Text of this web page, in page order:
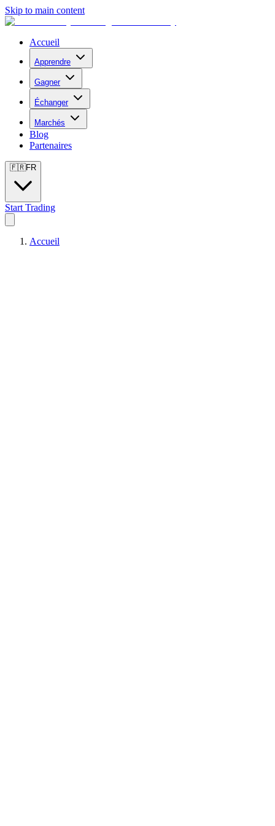
Skip to main content
Accueil
Apprendre
Gagner
Échanger
Marchés
Blog
Partenaires
🇫🇷FR
Start Trading
Accueil